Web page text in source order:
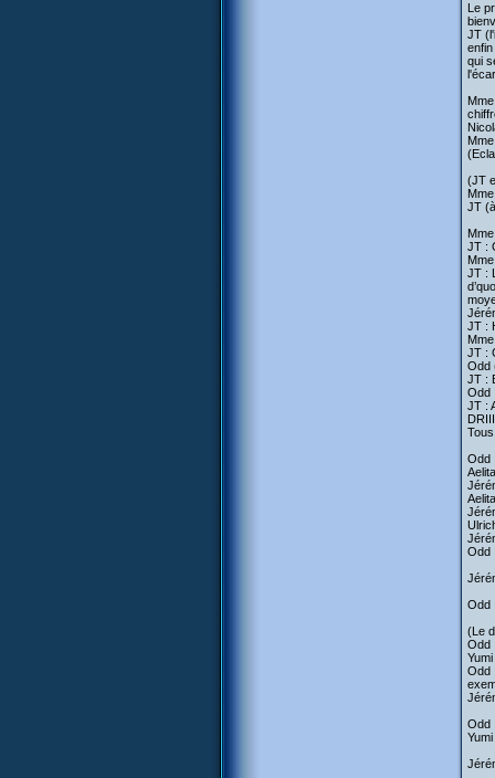
Le
JT
qui
(JT
JT
JT :
JT :
JT :
JT :
Odd
JT :
Odd
JT :
Odd
Odd
Odd
(Le
Odd
Odd
Odd